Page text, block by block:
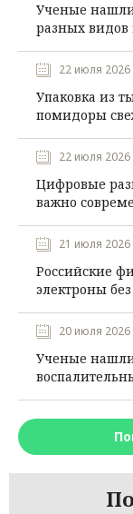
Ученые
разных видов
22 июля 2026
Упаковка из
помидоры
22 июля 2026
Цифровые
важно
21 июля 2026
Российские
электроны
20 июля 2026
Ученые